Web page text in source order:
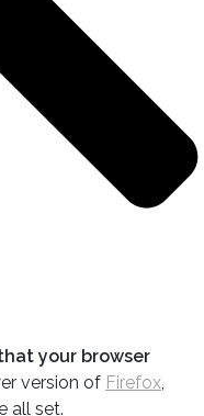
your browser
version of Firefox
all set.